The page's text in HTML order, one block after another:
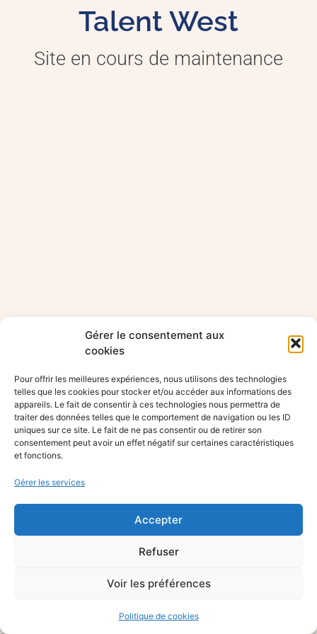
Gérer le consentement aux
cookies
Pour offrir les meilleures expériences, nous utilisons des technologies
telles que les cookies pour stocker et/ou accéder aux informations des
appareils. Le fait de consentir à ces technologies nous permettra de
traiter des données telles que le comportement de navigation ou les ID
uniques sur ce site. Le fait de ne pas consentir ou de retirer son
consentement peut avoir un effet négatif sur certaines caractéristiques
et fonctions.
Gérer les services
Accepter
Refuser
Voir les préférences
Politique de cookies
Talent West
Site en cours de maintenance